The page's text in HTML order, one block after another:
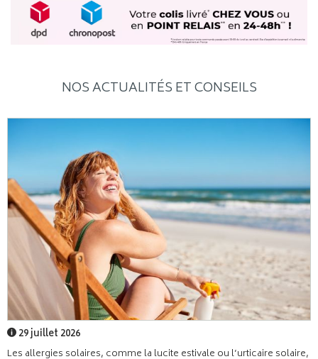
NOS ACTUALITÉS ET CONSEILS
29 juillet 2026
Les allergies solaires, comme la lucite estivale ou l’urticaire solaire,